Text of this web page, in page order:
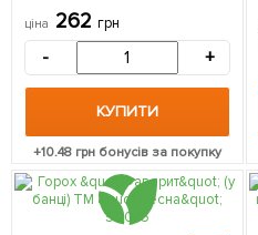
ціна 262 грн
- +
КУПИТИ
+10.48 грн бонусів за покупку